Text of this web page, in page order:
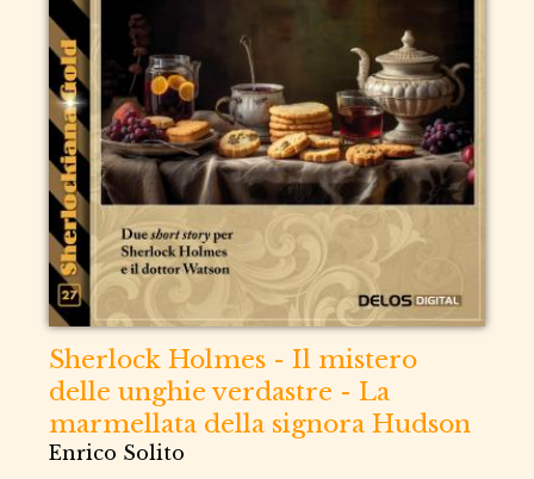
Sherlock Holmes - Il mistero
delle unghie verdastre - La
marmellata della signora Hudson
Enrico Solito